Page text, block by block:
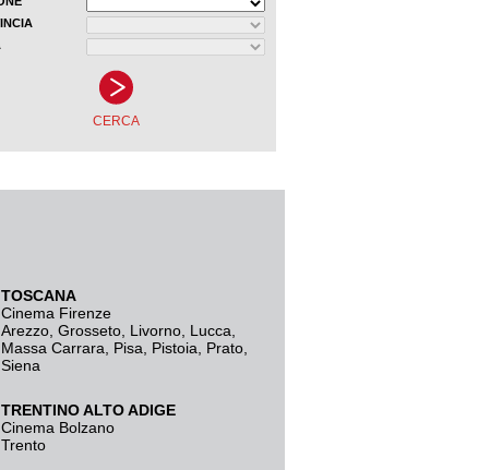
TOSCANA
Cinema Firenze
Arezzo Grosseto Livorno Lucca
Massa Carrara
Pisa Pistoia Prato
Siena
TRENTINO ALTO ADIGE
Cinema Bolzano
Trento